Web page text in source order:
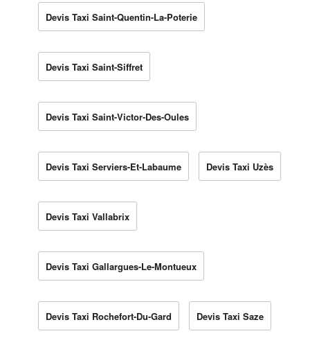
Devis Taxi Saint-Quentin-La-Poterie
Devis Taxi Saint-Siffret
Devis Taxi Saint-Victor-Des-Oules
Devis Taxi Serviers-Et-Labaume Devis Taxi Uzès
Devis Taxi Vallabrix
Devis Taxi Gallargues-Le-Montueux
Devis Taxi Rochefort-Du-Gard Devis Taxi Saze